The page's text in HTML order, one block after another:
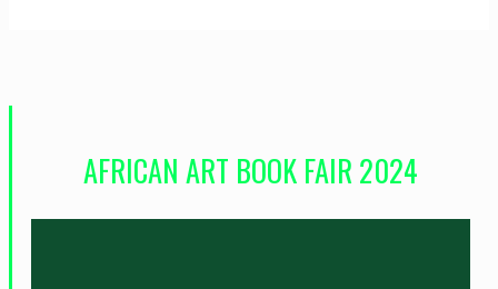
AFRICAN ART BOOK FAIR 2024